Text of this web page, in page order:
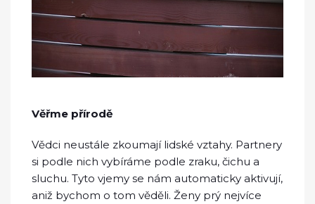
Věřme přírodě
Vědci neustále zkoumají lidské vztahy. Partnery
si podle nich vybíráme podle zraku, čichu a
sluchu. Tyto vjemy se nám automaticky aktivují,
aniž bychom o tom věděli. Ženy prý nejvíce